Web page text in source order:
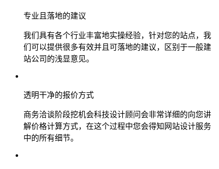
专业且落地的建议
我们具有各个行业丰富地实操经验，针对您的站点，我
们可以提供很多有效并且可落地的建议，区别于一般建
站公司的浅显意见。
透明干净的报价方式
商务洽谈阶段挖机会科技设计顾问会非常详细的向您讲
解价格计算方式，在这个过程中您会得知网站设计服务
中的所有细节。